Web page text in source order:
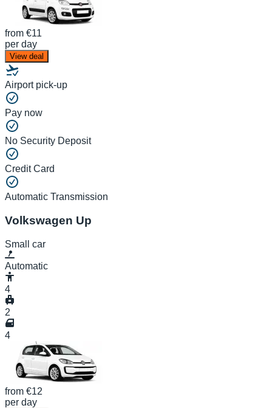
from €11
per day
View deal
Airport pick-up
Pay now
No Security Deposit
Credit Card
Automatic Transmission
Volkswagen Up
Small car
Automatic
4
2
4
from €12
per day